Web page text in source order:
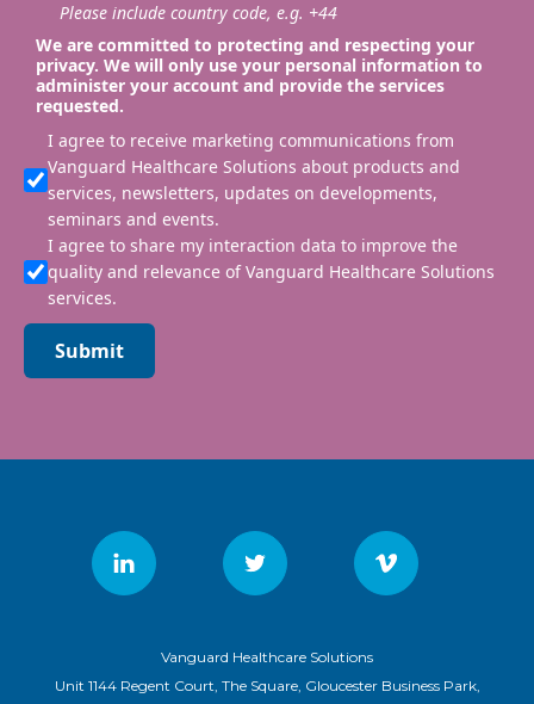
Please include country code, e.g. +44
We are committed to protecting and respecting your
privacy. We will only use your personal information to
administer your account and provide the services
requested.
I agree to receive marketing communications from
Vanguard Healthcare Solutions about products and
services, newsletters, updates on developments,
seminars and events.
I agree to share my interaction data to improve the
quality and relevance of Vanguard Healthcare Solutions
services.
Submit
Vanguard Healthcare Solutions
Unit 1144 Regent Court, The Square, Gloucester Business Park,